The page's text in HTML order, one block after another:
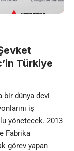
Türkiye
bir dünya devi
iş
yönetecek. 2013
Fabrika
görev yapan